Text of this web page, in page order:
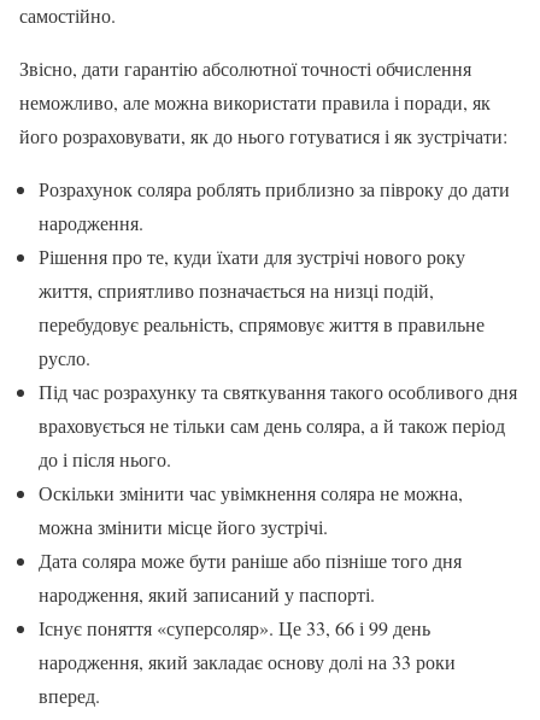
самостійно.
Звісно, дати гарантію абсолютної точності обчислення
неможливо, але можна використати правила і поради, як
його розраховувати, як до нього готуватися і як зустрічати:
Розрахунок соляра роблять приблизно за півроку до дати
народження.
Рішення про те, куди їхати для зустрічі нового року
життя, сприятливо позначається на низці подій,
перебудовує реальність, спрямовує життя в правильне
русло.
Під час розрахунку та святкування такого особливого дня
враховується не тільки сам день соляра, а й також період
до і після нього.
Оскільки змінити час увімкнення соляра не можна,
можна змінити місце його зустрічі.
Дата соляра може бути раніше або пізніше того дня
народження, який записаний у паспорті.
Існує поняття «суперсоляр». Це 33, 66 і 99 день
народження, який закладає основу долі на 33 роки
вперед.